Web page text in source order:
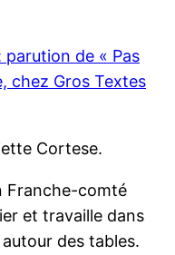
parution de « Pas
chez Gros Textes
Cortese.
Franche-comté
et travaille dans
autour des tables.